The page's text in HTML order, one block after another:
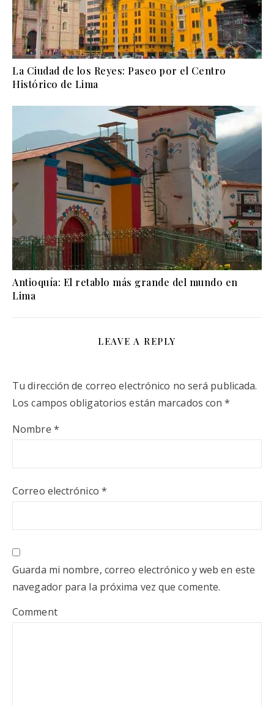
La Ciudad de los Reyes: Paseo por el Centro
Histórico de Lima
Antioquía: El retablo más grande del mundo en
Lima
LEAVE A REPLY
Tu dirección de correo electrónico no será publicada.
Los campos obligatorios están marcados con*
Nombre *
Correo electrónico *
Guarda mi nombre, correo electrónico y web en este
navegador para la próxima vez que comente.
Comment